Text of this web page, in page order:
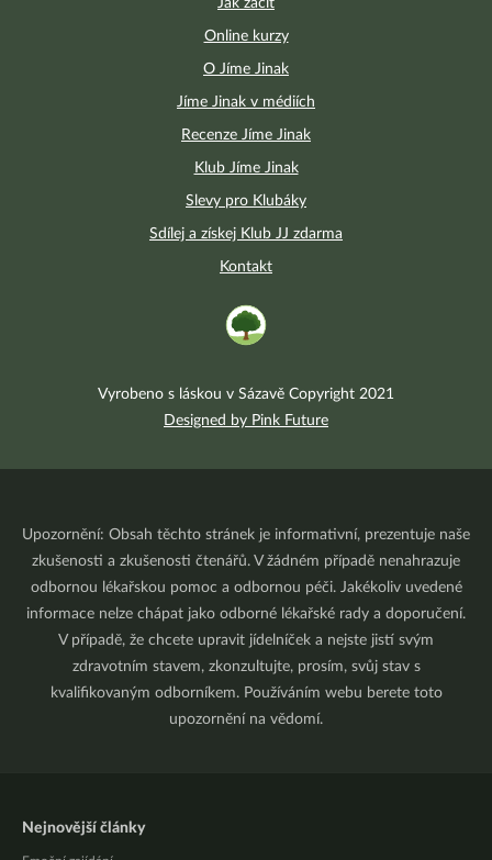
Jak začít
Online kurzy
O Jíme Jinak
Jíme Jinak v médiích
Recenze Jíme Jinak
Klub Jíme Jinak
Slevy pro Klubáky
Sdílej a získej Klub JJ zdarma
Kontakt
Vyrobeno s láskou v Sázavě Copyright 2021
Designed by Pink Future
Upozornění: Obsah těchto stránek je informativní, prezentuje naše
zkušenosti a zkušenosti čtenářů. V žádném případě nenahrazuje
odbornou lékařskou pomoc a odbornou péči. Jakékoliv uvedené
informace nelze chápat jako odborné lékařské rady a doporučení.
V případě, že chcete upravit jídelníček a nejste jistí svým
zdravotním stavem, zkonzultujte, prosím, svůj stav s
kvalifikovaným odborníkem. Používáním webu berete toto
upozornění na vědomí.
Nejnovější články